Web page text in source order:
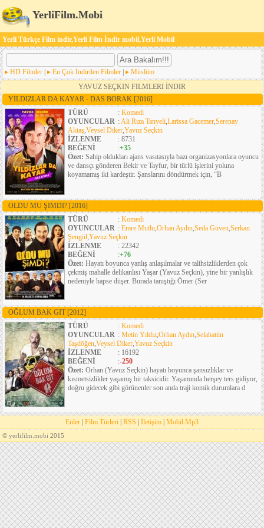
YerliFilm.Mobi
Yerli Türkçe Film indir,Yerli Film İndir mobil,Yerli Mobil
HD Filmler En Çok İndirilen Filmler
Müslüm
YAVUZ SEÇKIN FILMLERI İNDIR
YILDIZLAR DA KAYAR - DAS BORAK [2016]
TÜRÜ
: Komedi
OYUNCULAR :Ali Rıza Tanyeli,Larissa Gacemer,Serenay
Aktaş,Veysel Diker,Yavuz Seçkin
İZLENME
: 8731
BEĞENİ
:+35
Özet: Sahip oldukları ajans vasıtasıyla bazı organizasyonlara oyuncu
ve dansçı gönderen Bekir ve Tayfur, bir türlü işlerini yoluna
koyamamış iki kardeştir. Şanslarını döndürmek için, “B
OLDU MU ŞIMDI? [2016]
TÜRÜ
: Komedi
OYUNCULAR : Emre Mutlu,Orhan Aydın,Seda Güven,Serkan
Şengül,Yavuz Seçkin
İZLENME
: 22342
BEĞENİ
:+76
Özet: Hayatı boyunca yanlış anlaşılmalar ve talihsizliklerden çok
çekmiş mahalle delikanlısı Yaşar (Yavuz Seçkin), yine bir yanlışlık
nedeniyle hapse düşer. Burada tanıştığı Ömer (Ser
OĞLUM BAK GIT [2012]
TÜRÜ
: Komedi
OYUNCULAR : Metin Yıldız,Orhan Aydın,Selahattin
Taşdöğen,Veysel Diker,Yavuz Seçkin
İZLENME
: 16192
BEĞENİ
:-250
Özet: Orhan (Yavuz Seçkin) hayatı boyunca şansızlıklar ve
kısmetsizlikler yaşamış bir taksicidir. Yaşamında herşey ters gidiyor,
doğru gidecek gibi görünenler son anda traji komik durumlara d
Enler Film Türleri RSS İletişim Mobil Mp3
© yerlifilm.mobi 2015